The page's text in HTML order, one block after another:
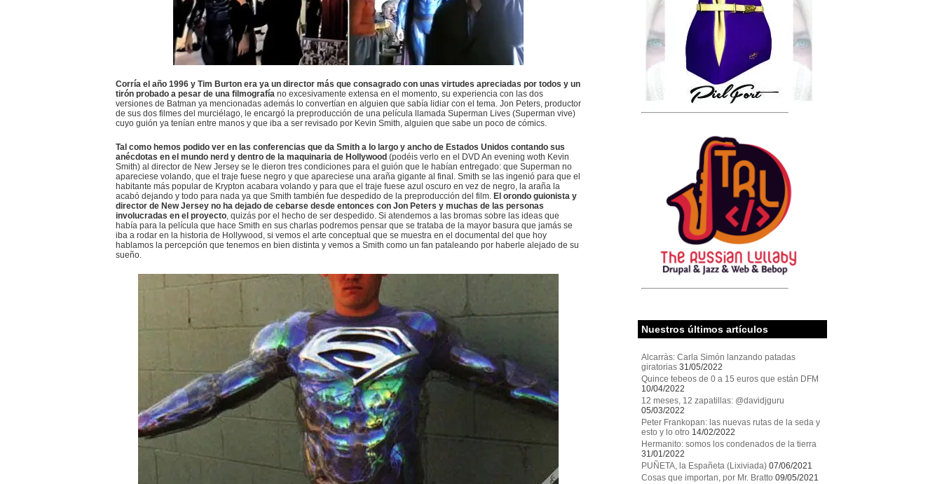
Corría el año 1996 y Tim Burton era ya un director más que consagrado con unas virtudes apreciadas por todos y un
tirón probado a pesar de una filmografíano excesivamente extensa en el momento, su experiencia con las dos
versiones de Batman ya mencionadas además lo convertían en alguien que sabía lidiar con el tema. Jon Peters, productor
de sus dos filmes del murciélago, le encargó la preproducción de una película llamada Superman Lives (Superman vive)
cuyo guión ya tenían entre manos y que iba a ser revisado por Kevin Smith, alguien que sabe un poco de cómics.
Tal como hemos podido ver en las conferencias que da Smith a lo largo y ancho de Estados Unidos contando sus
anécdotas en el mundo nerd y dentro de la maquinaria de Hollywood (podéis verlo en el DVD An evening woth Kevin
Smith) al director de New Jersey se le dieron tres condiciones para el guión que le habían entregado: que Superman no
apareciese volando, que el traje fuese negro y que apareciese una araña gigante al final. Smith se las ingenió para que el
habitante más popular de Krypton acabara volando y para que el traje fuese azul oscuro en vez de negro, la araña la
acabó dejando y todo para nada ya que Smith también fue despedido de la preproducción del film. El orondo guionista y
director de New Jersey no ha dejado de cebarse desde entonces con Jon Peters y muchas de las personas
involucradas en el proyecto, quizás por el hecho de ser despedido. Si atendemos a las bromas sobre las ideas que
había para la película que hace Smith en sus charlas podremos pensar que se trataba de la mayor basura que jamás se
iba a rodar en la historia de Hollywood, si vemos el arte conceptual que se muestra en el documental del que hoy
hablamos la percepción que tenemos en bien distinta y vemos a Smith como un fan pataleando por haberle alejado de su
sueño.
Nuestros últimos artículos
Alcarràs: Carla Simón lanzando patadas
giratorias 31/05/2022
Quince tebeos de 0 a 15 euros que están DFM
10/04/2022
12 meses, 12 zapatillas: @davidjguru
05/03/2022
Peter Frankopan: las nuevas rutas de la seda y
esto y lo otro 14/02/2022
Hermanito: somos los condenados de la tierra
31/01/2022
PUÑETA, la Españeta (Lixiviada) 07/06/2021
Cosas que importan, por Mr. Bratto 09/05/2021